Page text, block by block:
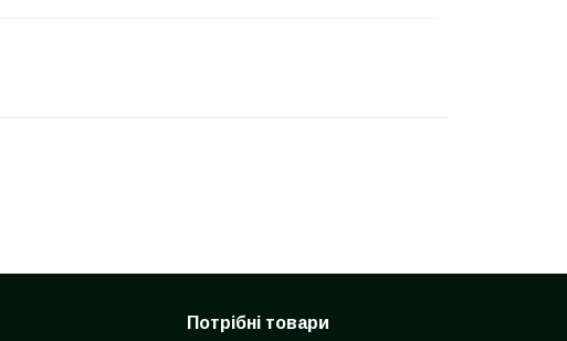
Потрібні товари